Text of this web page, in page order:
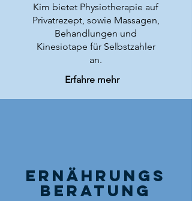
Kim bietet Physiotherapie auf
Privatrezept, sowie Massagen,
Behandlungen und
Kinesiotape für Selbstzahler
an.
Erfahre mehr
Ernährungs
beratung